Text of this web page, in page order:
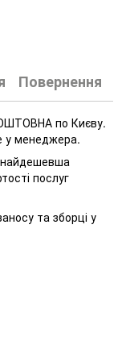
Повернення
по Києву.
у менеджера.
послуг
та зборці у